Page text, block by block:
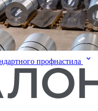
профнастила